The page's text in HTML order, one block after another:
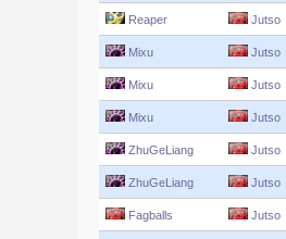
Reaper Jutso
Mixu Jutso
Mixu Jutso
Mixu Jutso
ZhuGeLiang Jutso
ZhuGeLiang Jutso
Fagballs Jutso